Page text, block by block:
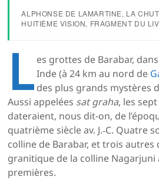
ALPHONSE DE LAMARTINE, LA
HUITIÈME VISION, FRAGMENT DU
L es grottes de Barabar, dans
Inde (à 24 km au nord de
des plus grands mystères
Aussi appelées sat graha, les
dateraient, nous dit-on, de
quatrième siècle av. J.‑C. Quatre
colline de Barabar, et trois autres
granitique de la colline Nagarjuni
premières.